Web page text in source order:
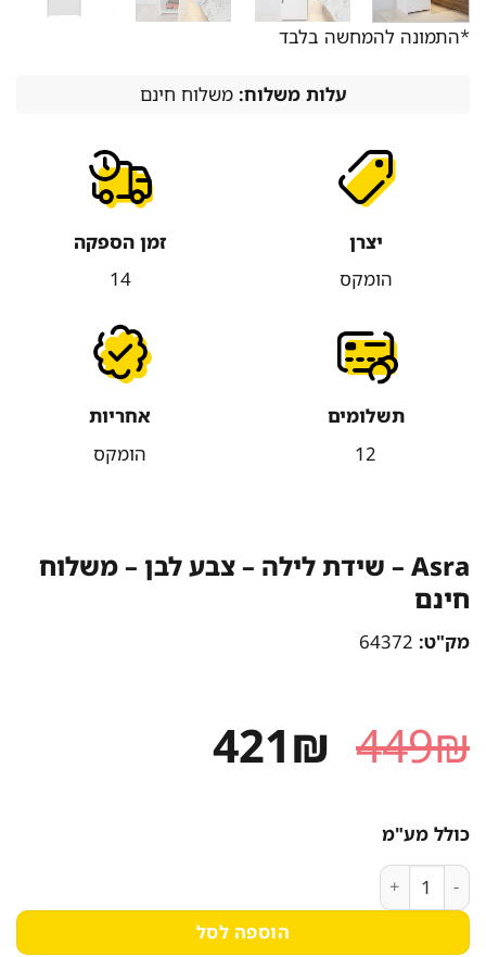
*התמונה להמחשה בלבד
עלות משלוח:משלוח חינם
יצרן
הומקס
זמן הספקה
14
תשלומים
12
אחריות
הומקס
Asra – שידת לילה – צבע לבן – משלוח
חינם
מק"ט:64372
449₪ המחיר
421₪ המחיר
כולל מע"מ
כמות של Asra - שידת לילה - צבע לבן - משלוח חינם
הוספה לסל